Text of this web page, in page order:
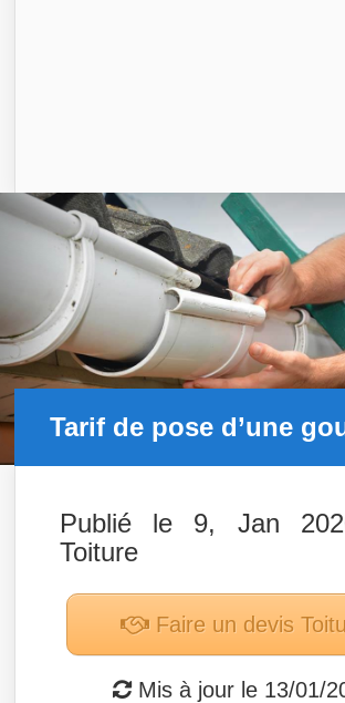
Tarif de pose d’une
Publié le 9, Jan
Toiture
Faire un devis
Mis à jour le 13/01/